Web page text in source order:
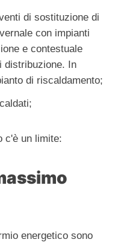
di sostituzione di
con impianti
e contestuale
distribuzione. In
di riscaldamento;
c'è un limite:
energetico sono